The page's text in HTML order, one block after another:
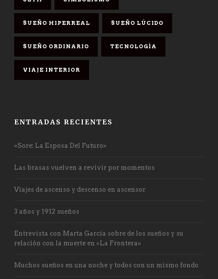
SUEÑO HIPERREAL SUEÑO LÚCIDO
SUEÑO ORDINARIO TECNOLOGÍA
VIAJE INTERIOR
ENTRADAS RECIENTES
«Sore: La Esposa Del Futuro»
Las brasas vuelven a revivir por momentos
Viajes de ascenso y descenso en ascensor
3 años y 1912 sueños
Entrevista con Marta García sobre de los sueños y su
relación con la muerte en «La Frontera»
Muchos sueños en una noche y todos con un mismo fondo